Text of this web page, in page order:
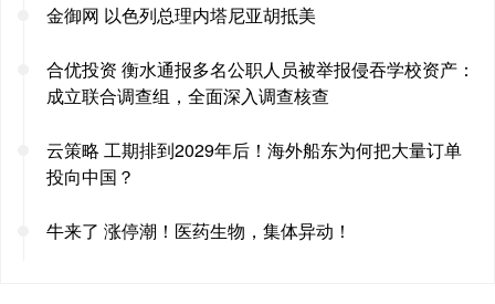
金御网 以色列总理内塔尼亚胡抵美
合优投资 衡水通报多名公职人员被举报侵吞学校资产：
成立联合调查组，全面深入调查核查
云策略 工期排到2029年后！海外船东为何把大量订单
投向中国？
牛来了 涨停潮！医药生物，集体异动！